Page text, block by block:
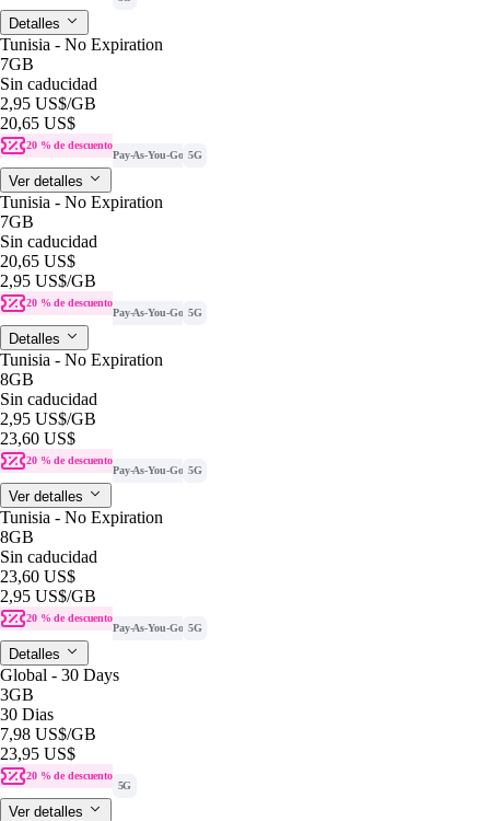
Detalles
Tunisia - No Expiration
7GB
Sin caducidad
2,95 US$/GB
20,65 US$
20 % de descuento
Pay-As-You-Go 5G
Ver detalles
Tunisia - No Expiration
7GB
Sin caducidad
20,65 US$
2,95 US$/GB
20 % de descuento
Pay-As-You-Go 5G
Detalles
Tunisia - No Expiration
8GB
Sin caducidad
2,95 US$/GB
23,60 US$
20 % de descuento
Pay-As-You-Go 5G
Ver detalles
Tunisia - No Expiration
8GB
Sin caducidad
23,60 US$
2,95 US$/GB
20 % de descuento
Pay-As-You-Go 5G
Detalles
Global - 30 Days
3GB
30 Dias
7,98 US$/GB
23,95 US$
20 % de descuento
5G
Ver detalles